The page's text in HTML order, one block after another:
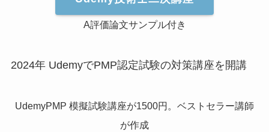
A評価論文サンプル付き
2024年 UdemyでPMP認定試験の対策講座を開講
UdemyPMP 模擬試験講座が1500円。ベストセラー講師
が作成